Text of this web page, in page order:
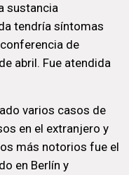
sustancia
tendría síntomas
de
abril. Fue atendida
varios casos de
en el extranjero y
más notorios fue el
en Berlín y